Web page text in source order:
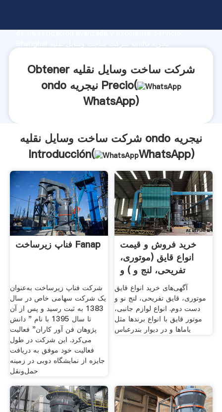
de investigación avanzada y excelente servicio,
clientes.
Obtener شرکت ساخت وسایل نقلیه
ondo نیجریه Precio(
WhatsApp)
شرکت ساخت وسایل نقلیه ondo نیجریه
Introducción(
WhatsApp)
فناپ زیرساخت Fanap
شرکت فناپ زیرساخت به‌عنوان
یک شرکت سهامی خاص در سال
1383 به ثبت رسید و پس از آن
تا سال 1395 با نام " دانش
پژوهان فن آور کاران" فعالیت
می‌کرد. این شرکت در طول
فعالیت خود موفق به دریافت
جایزه از نمایشگاه دوبی در زمینه
حمل‌ونقل
خرید فروش و قیمت
انواع قایق (موتوری،
تفریحی، لنج و ) و
آگهی‌های خرید انواع قایق
موتوری، قایق تفریحی، لنج نو و
دست دوم. انواع لوازم جانبی،
موتور قایق با انواع برندها مثل
یاماها و در دیوار بندرعباس